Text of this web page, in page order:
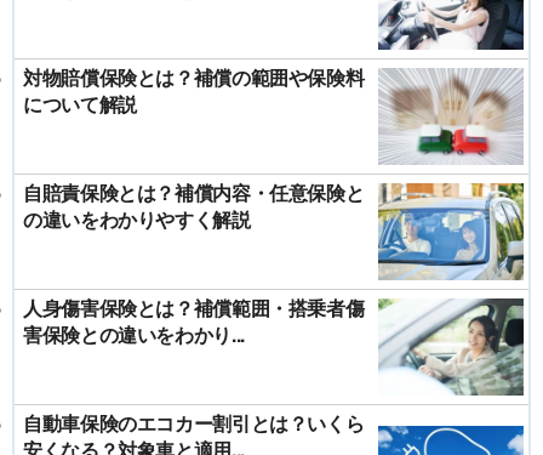
対物賠償保険とは？補償の範囲や保険料
について解説
自賠責保険とは？補償内容・任意保険と
の違いをわかりやすく解説
人身傷害保険とは？補償範囲・搭乗者傷
害保険との違いをわかり...
自動車保険のエコカー割引とは？いくら